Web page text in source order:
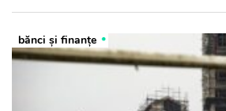
bănci şi finanţe